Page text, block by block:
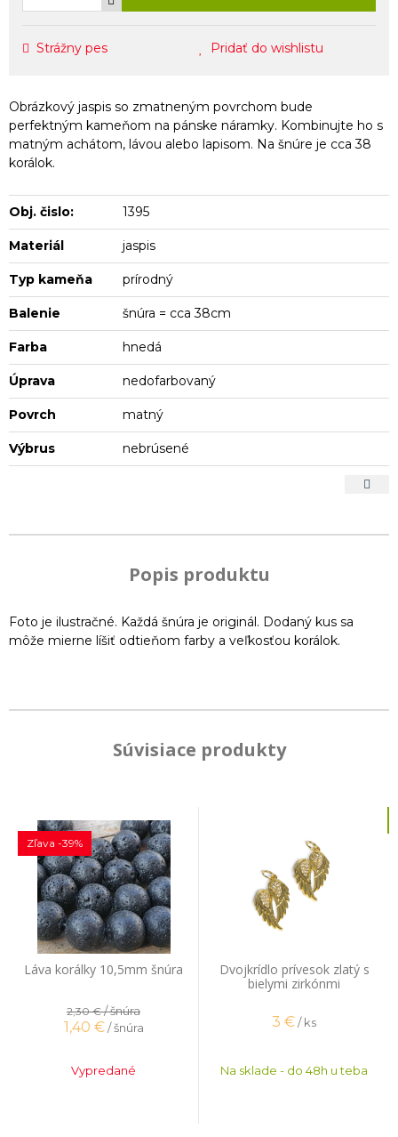
Strážny pes Pridať do wishlistu
Obrázkový jaspis so zmatneným povrchom bude
perfektným kameňom na pánske náramky. Kombinujte ho s
matným achátom, lávou alebo lapisom. Na šnúre je cca 38
korálok.
Obj. čislo: 1395
Materiál jaspis
Typ kameňa prírodný
Balenie šnúra = cca 38cm
Farba hnedá
Úprava nedofarbovaný
Povrch matný
Výbrus nebrúsené
Popis produktu
Foto je ilustračné. Každá šnúra je originál. Dodaný kus sa
môže mierne líšiť odtieňom farby a veľkosťou korálok.
Súvisiace produkty
Láva korálky 10,5mm šnúra
Zľava -39%
2,30 €/ šnúra
1,40 € / šnúra
Vypredané
Dvojkrídlo prívesok zlatý s
bielymi zirkónmi
3 €/ ks
Na sklade - do 48h u teba